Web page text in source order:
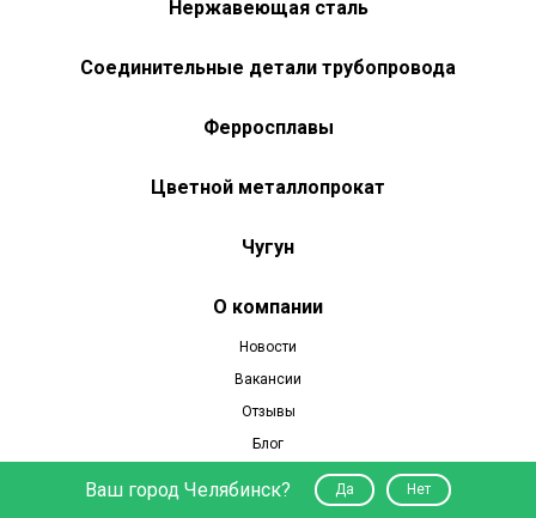
Нержавеющая сталь
Соединительные детали трубопровода
Ферросплавы
Цветной металлопрокат
Чугун
О компании
Новости
Вакансии
Отзывы
Блог
Доставка и оплата
Ваш город Челябинск? Да Нет